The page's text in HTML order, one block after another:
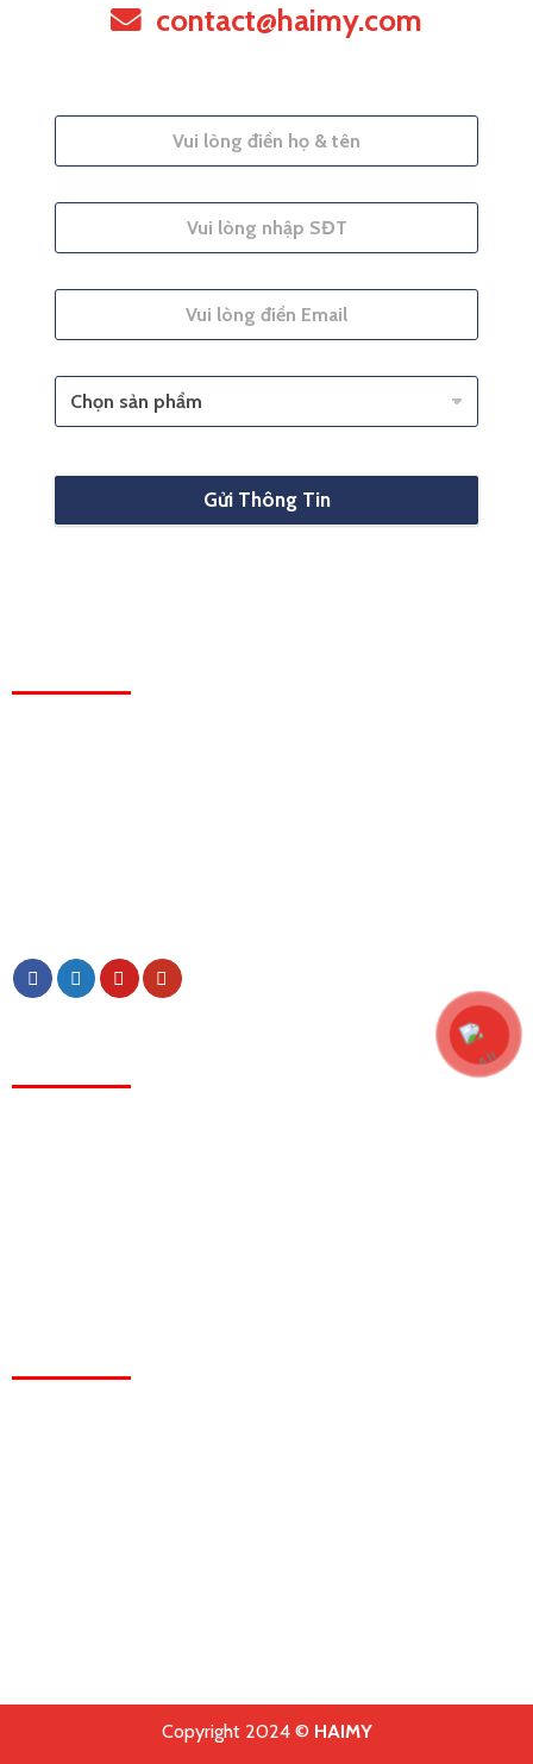
contact@haimy.com
Gửi Thông Tin
Copyright 2024 © HAIMY